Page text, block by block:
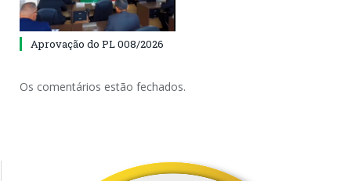
Aprovação do PL 008/2026
Os comentários estão fechados.